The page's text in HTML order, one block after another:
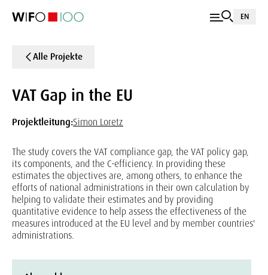
EN
Alle Projekte
VAT Gap in the EU
Projektleitung:Simon Loretz
The study covers the VAT compliance gap, the VAT policy gap,
its components, and the C-efficiency. In providing these
estimates the objectives are, among others, to enhance the
efforts of national administrations in their own calculation by
helping to validate their estimates and by providing
quantitative evidence to help assess the effectiveness of the
measures introduced at the EU level and by member countries'
administrations.